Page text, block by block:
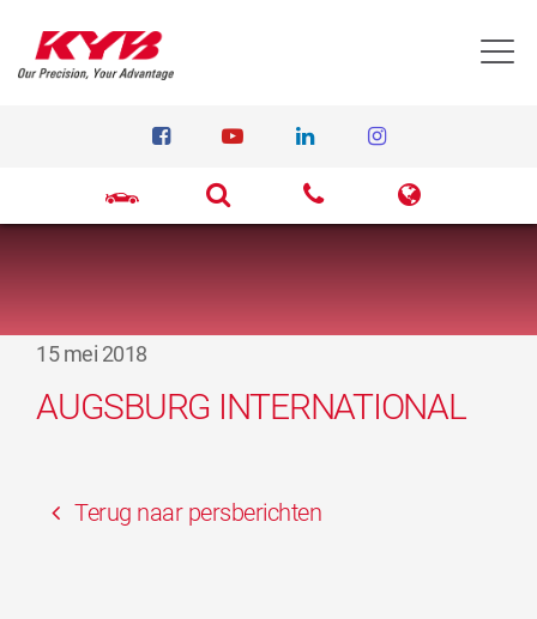
15 mei 2018
AUGSBURG INTERNATIONAL
Terug naar persberichten